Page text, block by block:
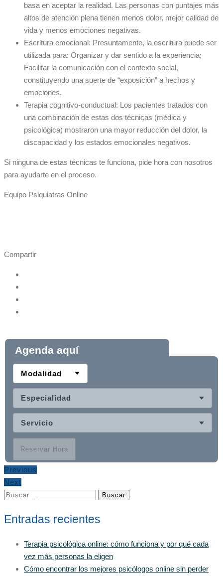
basa en aceptar la realidad. Las personas con puntajes más
altos de atención plena tienen menos dolor, mejor calidad de
vida y menos emociones negativas.
Escritura emocional: Presuntamente, la escritura puede ser
utilizada para: Organizar y dar sentido a la experiencia;
Facilitar la comunicación con el contexto social,
constituyendo una suerte de “exposición” a hechos y
emociones.
Terapia cognitivo-conductual: Los pacientes tratados con
una combinación de estas dos técnicas (médica y
psicológica) mostraron una mayor reducción del dolor, la
discapacidad y los estados emocionales negativos.
Si ninguna de estas técnicas te funciona, pide hora con nosotros
para ayudarte en el proceso.
Equipo Psiquiatras Online
Compartir
Agenda aquí
Modalidad
Especialidad
Servicio
Reservar Hora
Previous
Next
Buscar:
Entradas recientes
Terapia psicológica online: cómo funciona y por qué cada
vez más personas la eligen
Cómo encontrar los mejores psicólogos online sin perder